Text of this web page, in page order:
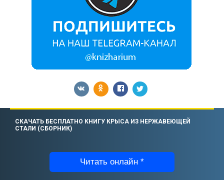
СКАЧАТЬ БЕСПЛАТНО КНИГУ КРЫСА ИЗ НЕРЖАВЕЮЩЕЙ
СТАЛИ (СБОРНИК)
Читать онлайн *